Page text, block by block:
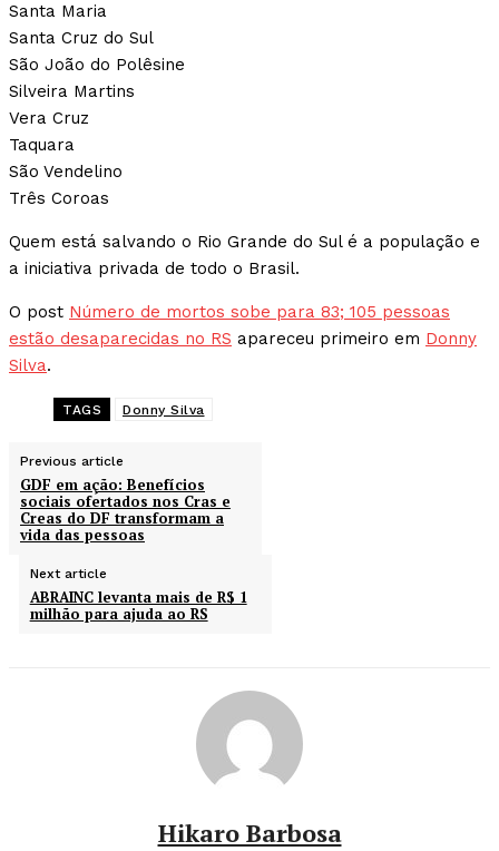
Santa Maria
Santa Cruz do Sul
São João do Polêsine
Silveira Martins
Vera Cruz
Taquara
São Vendelino
Três Coroas
Quem está salvando o Rio Grande do Sul é a população e
a iniciativa privada de todo o Brasil.
O post Número de mortos sobe para 83; 105 pessoas
estão desaparecidas no RS apareceu primeiro em Donny
Silva.
TAGS Donny Silva
Previous article
GDF em ação: Benefícios
sociais ofertados nos Cras e
Creas do DF transformam a
vida das pessoas
Next article
ABRAINC levanta mais de R$ 1
milhão para ajuda ao RS
Hikaro Barbosa